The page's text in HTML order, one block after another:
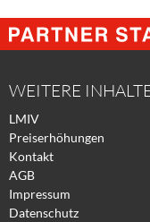
@
WEITERE
LMIV
Preiserhöhungen
Kontakt
AGB
Impressum
Datenschutz